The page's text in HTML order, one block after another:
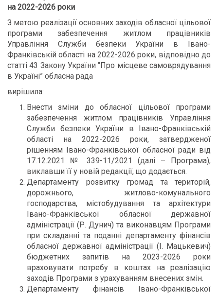
на 2022-2026 роки
З метою реалізації основних заходів обласної цільової
програми забезпечення житлом працівників
Управління Служби безпеки України в Івано-
Франківській області на 2022-2026 роки, відповідно до
статті 43 Закону України “Про місцеве самоврядування
в Україні” обласна рада
вирішила:
Внести зміни до обласної цільової програми
забезпечення житлом працівників Управління
Служби безпеки України в Івано-Франківській
області на 2022-2026 роки, затвердженої
рішенням Івано-Франківської обласної ради від
17.12.2021 № 339-11/2021 (далі – Програма),
виклавши її у новій редакції, що додається.
Департаменту розвитку громад та територій,
дорожнього, житлово-комунального
господарства, містобудування та архітектури
Івано-Франківської обласної державної
адміністрації (Р. Дунич) та виконавцям Програми
при складанні та поданні департаменту фінансів
обласної державної адміністрації (І. Мацькевич)
бюджетних запитів на 2023-2026 роки
враховувати потребу в коштах на реалізацію
заходів Програми з урахуванням внесених змін.
Департаменту фінансів Івано-Франківської